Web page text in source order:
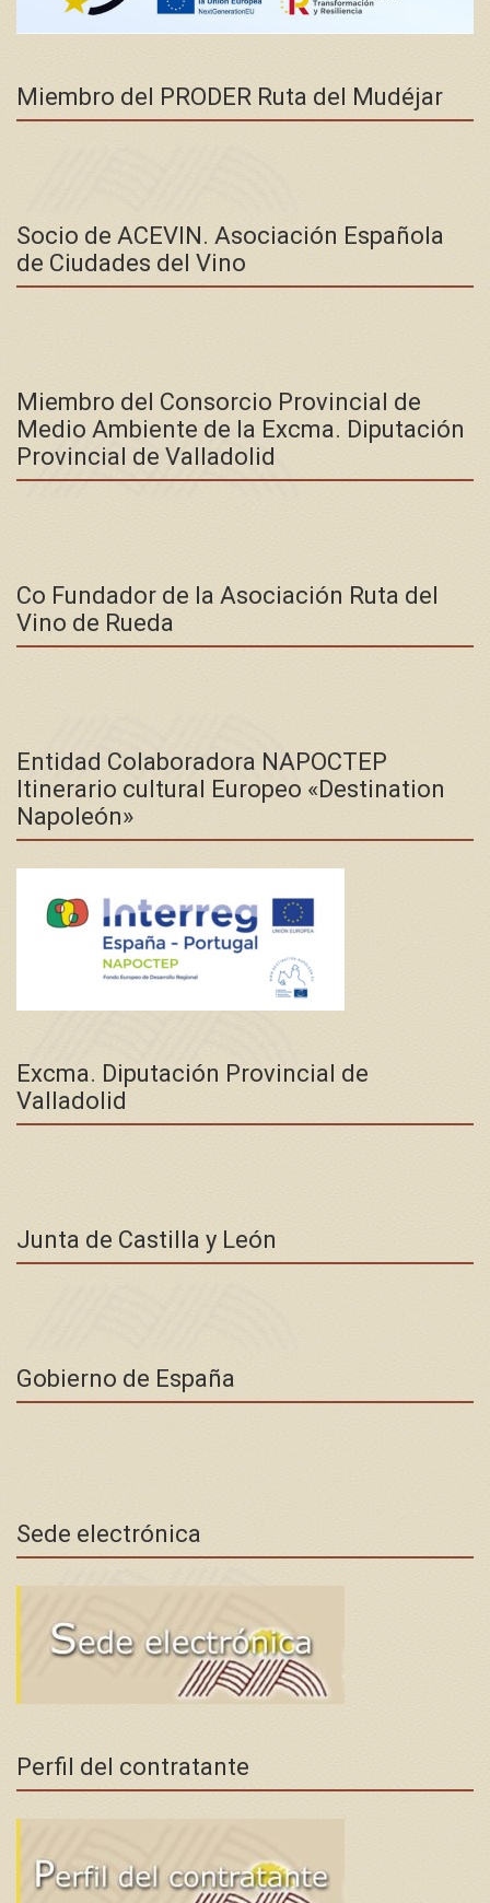
Miembro del PRODER Ruta del Mudéjar
Socio de ACEVIN. Asociación Española
de Ciudades del Vino
Miembro del Consorcio Provincial de
Medio Ambiente de la Excma. Diputación
Provincial de Valladolid
Co Fundador de la Asociación Ruta del
Vino de Rueda
Entidad Colaboradora NAPOCTEP
Itinerario cultural Europeo «Destination
Napoleón»
Excma. Diputación Provincial de
Valladolid
Junta de Castilla y León
Gobierno de España
Sede electrónica
Perfil del contratante